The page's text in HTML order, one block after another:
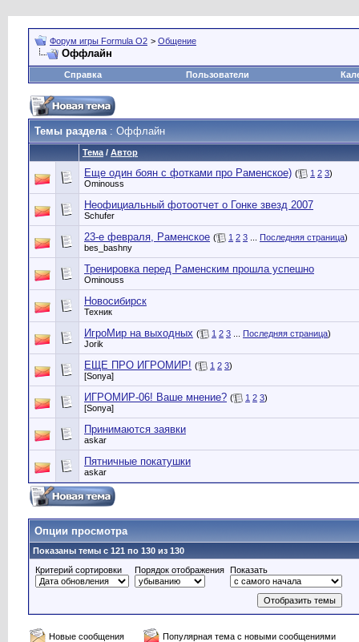
Форум игры Formula O2 > Общение
Оффлайн
Справка Пользователи
Темы раздела: Оффлайн
Тема / Автор
Еще один боян с фотками про Раменское) ( 1 2 3)
Ominouss
Неофициальный фотоотчет о Гонке звезд 2007
Schufer
23-е февраля, Раменское ( 1 2 3 Последняя страница)
bes_bashny
Тренировка перед Раменским прошла успешно
Ominouss
Новосибирск
Техник
ИгроМир на выходных ( 1 2 3 Последняя страница)
Jorik
ЕЩЕ ПРО ИГРОМИР! ( 1 2 3)
[Sonya]
ИГРОМИР-06! Ваше мнение? ( 1 2 3)
[Sonya]
Принимаются заявки
askar
Пятничные покатушки
askar
Опции просмотра
Показаны темы с 121 по 130 из 130
Критерий сортировки
Порядок отображения Показать
Новые сообщения
Популярная тема с новыми сообщениями